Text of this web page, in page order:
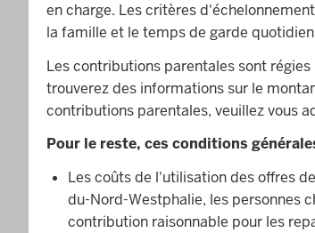
en charge. Les critères
la famille et le temps de garde
Les contributions parentales sont
trouverez des informations sur le
contributions parentales, veuillez vous
Pour le reste, ces conditions
Les coûts de l'utilisation des offres
du-Nord-Westphalie, les personnes
contribution raisonnable pour les